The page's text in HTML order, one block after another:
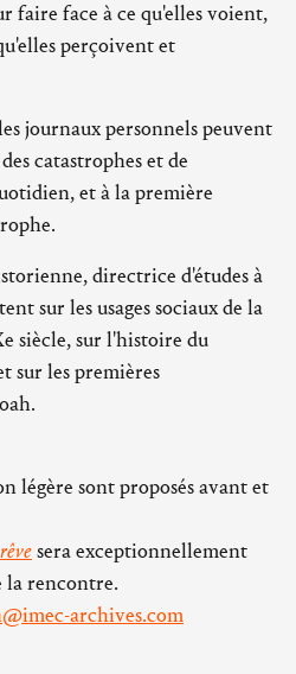
faire face à ce qu'elles voient,
perçoivent et
journaux personnels peuvent
catastrophes et de
et à la première
directrice d'études à
sur les usages sociaux de la
siècle, sur l'histoire du
sur les premières
légère sont proposés avant et
sera exceptionnellement
la rencontre.
archives.com